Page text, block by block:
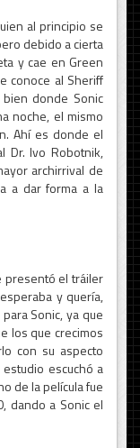
al principio se
debido a cierta
y cae en Green
conoce al Sheriff
donde Sonic
noche, el mismo
Ahí es donde el
Dr. Ivo Robotnik,
archirrival de
a dar forma a la
presentó el tráiler
y quería,
Sonic, ya que
los que crecimos
con su aspecto
escuchó a
de la película fue
dando a Sonic el